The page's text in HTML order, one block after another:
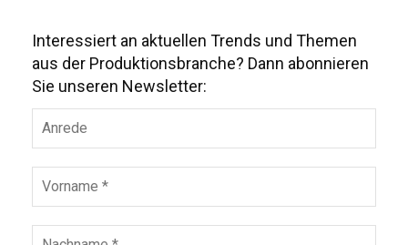
Interessiert an aktuellen Trends und Themen
aus der Produktionsbranche? Dann abonnieren
Sie unseren Newsletter: